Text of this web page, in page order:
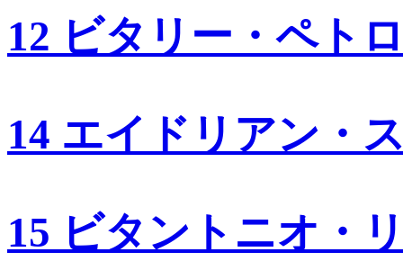
12 ビタリー・ペト
14 エイドリアン・
15 ビタントニオ・